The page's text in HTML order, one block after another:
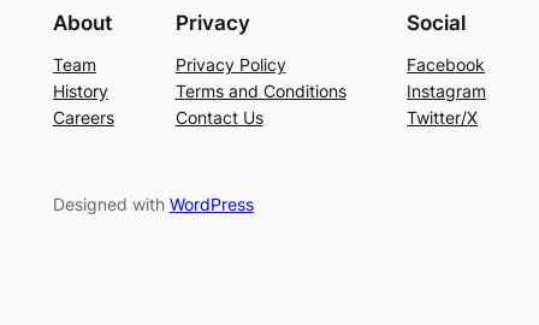
About
Team
History
Careers
Privacy
Privacy Policy
Terms and Conditions
Contact Us
Social
Facebook
Instagram
Twitter/X
Designed with WordPress